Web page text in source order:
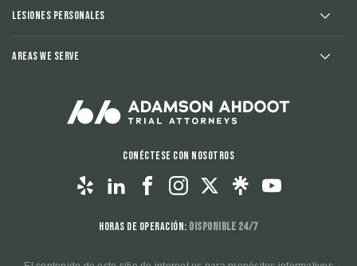
Lesiones Personales
Areas We Serve
Conéctese con nosotros
Horas de operación: Disponible 24/7